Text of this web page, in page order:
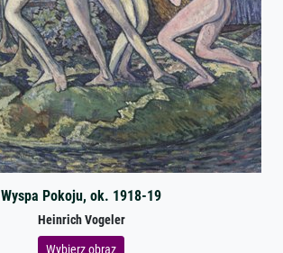
Wyspa Pokoju, ok. 1918-19
Heinrich Vogeler
Wybierz obraz